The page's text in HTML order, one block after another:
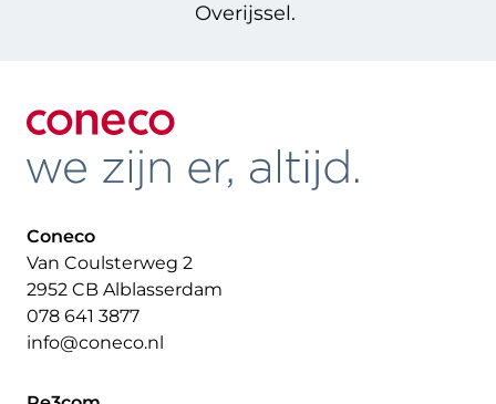
Overijssel.
Coneco
Van Coulsterweg 2
2952 CB Alblasserdam
078 641 3877
info@coneco.nl